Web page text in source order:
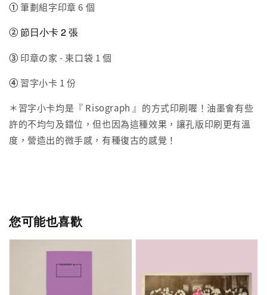
①筆劃組字印章 6 個
②節日小卡 2 張
③ 印章の家 - 束口袋 1 個
④ 習字小卡 1 份
＊習字小卡均是『 Risograph 』的方式印刷喔！油墨會有些
許的不均勻及錯位，但也因為這種效果，讓孔版印刷更有溫
度，營造出的微手感，有種復古的感覺！
您可能也喜歡